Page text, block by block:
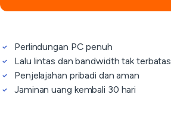
Perlindungan PC penuh
Lalu lintas dan bandwidth tak terbatas
Penjelajahan pribadi dan aman
Jaminan uang kembali 30 hari